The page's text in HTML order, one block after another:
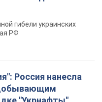
гибели украинских
РФ
Россия нанесла